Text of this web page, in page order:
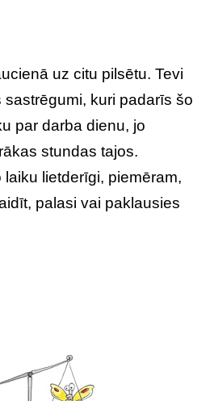
uz citu pilsētu. Tevi
kuri padarīs šo
par darba dienu, jo
stundas tajos.
lietderīgi, piemēram,
palasi vai paklausies